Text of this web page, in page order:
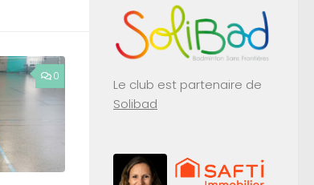
0
Le club est partenaire de
Solibad